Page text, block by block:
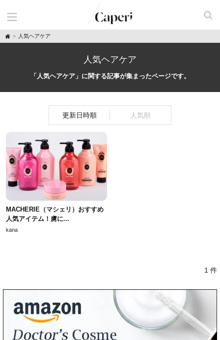
H
o
人気ヘアケア
人気ヘアケア
「人気ヘアケア」に関する記事が集まったページです。
更新日時順 人気順
MACHERIE（マシェリ）おすすめ
人気アイテム！虜に...
kana
1 件